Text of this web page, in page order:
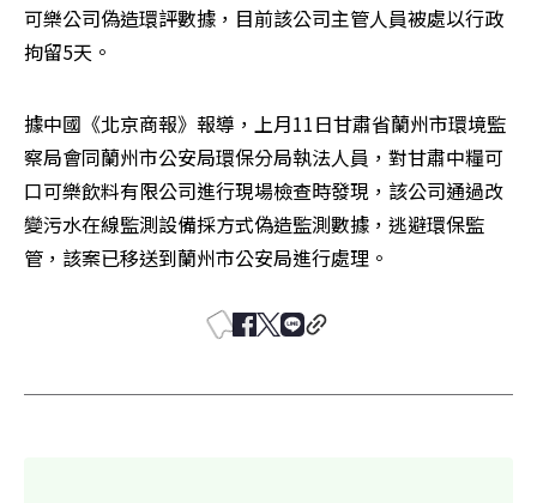
可樂公司偽造環評數據，目前該公司主管人員被處以行政
拘留5天。
據中國《北京商報》報導，上月11日甘肅省蘭州市環境監
察局會同蘭州市公安局環保分局執法人員，對甘肅中糧可
口可樂飲料有限公司進行現場檢查時發現，該公司通過改
變污水在線監測設備採方式偽造監測數據，逃避環保監
管，該案已移送到蘭州市公安局進行處理。